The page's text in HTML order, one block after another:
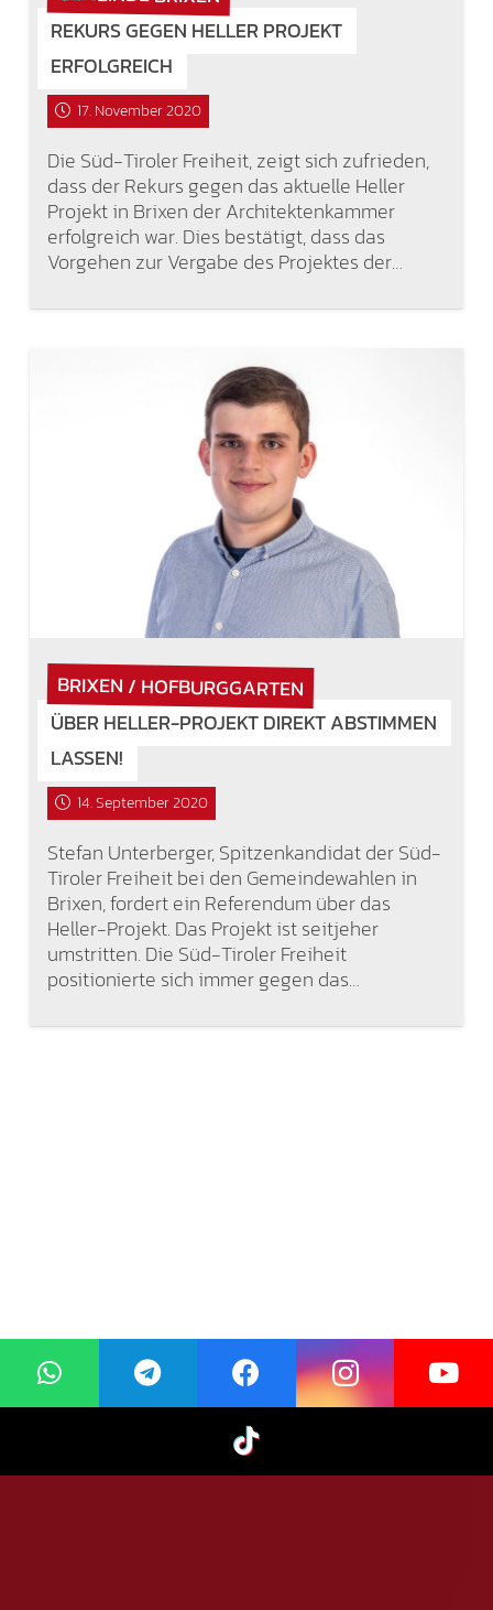
REKURS GEGEN HELLER PROJEKT
ERFOLGREICH
17. November 2020
Die Süd-Tiroler Freiheit, zeigt sich zufrieden,
dass der Rekurs gegen das aktuelle Heller
Projekt in Brixen der Architektenkammer
erfolgreich war. Dies bestätigt, dass das
Vorgehen zur Vergabe des Projektes der…
BRIXEN / HOFBURGGARTEN
ÜBER HELLER-PROJEKT DIREKT ABSTIMMEN
LASSEN!
14. September 2020
Stefan Unterberger, Spitzenkandidat der Süd-
Tiroler Freiheit bei den Gemeindewahlen in
Brixen, fordert ein Referendum über das
Heller-Projekt. Das Projekt ist seitjeher
umstritten. Die Süd-Tiroler Freiheit
positionierte sich immer gegen das…